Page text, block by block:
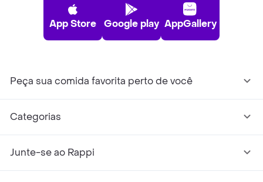
App Store Google play AppGallery
Peça sua comida favorita perto de você
Categorias
Junte-se ao Rappi